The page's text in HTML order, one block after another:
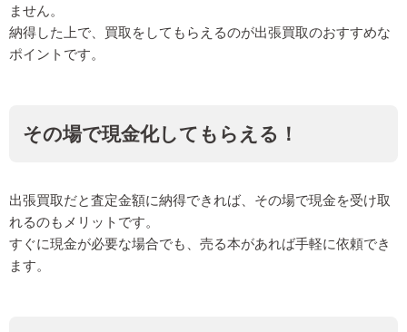
ません。
納得した上で、買取をしてもらえるのが出張買取のおすすめな
ポイントです。
その場で現金化してもらえる！
出張買取だと査定金額に納得できれば、その場で現金を受け取
れるのもメリットです。
すぐに現金が必要な場合でも、売る本があれば手軽に依頼でき
ます。